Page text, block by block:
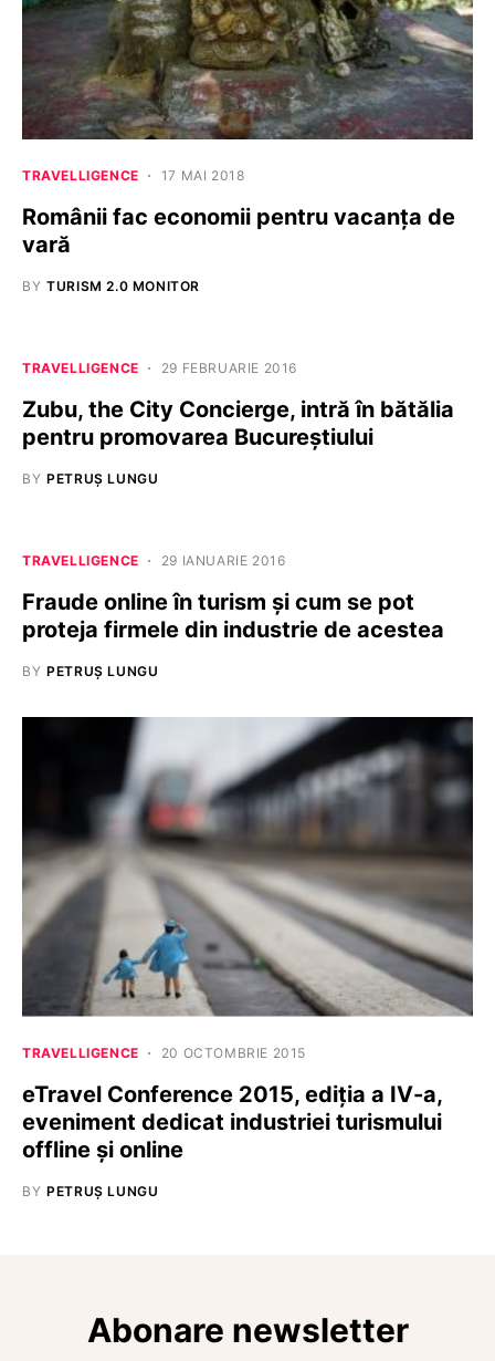
TRAVELLIGENCE 17 MAI 2018
Românii fac economii pentru vacanța de
vară
BY TURISM 2.0 MONITOR
TRAVELLIGENCE 29 FEBRUARIE 2016
Zubu, the City Concierge, intră în bătălia
pentru promovarea Bucureștiului
BY PETRUȘ LUNGU
TRAVELLIGENCE 29 IANUARIE 2016
Fraude online în turism și cum se pot
proteja firmele din industrie de acestea
BY PETRUȘ LUNGU
TRAVELLIGENCE 20 OCTOMBRIE 2015
eTravel Conference 2015, ediția a IV-a,
eveniment dedicat industriei turismului
offline și online
BY PETRUȘ LUNGU
Abonare newsletter